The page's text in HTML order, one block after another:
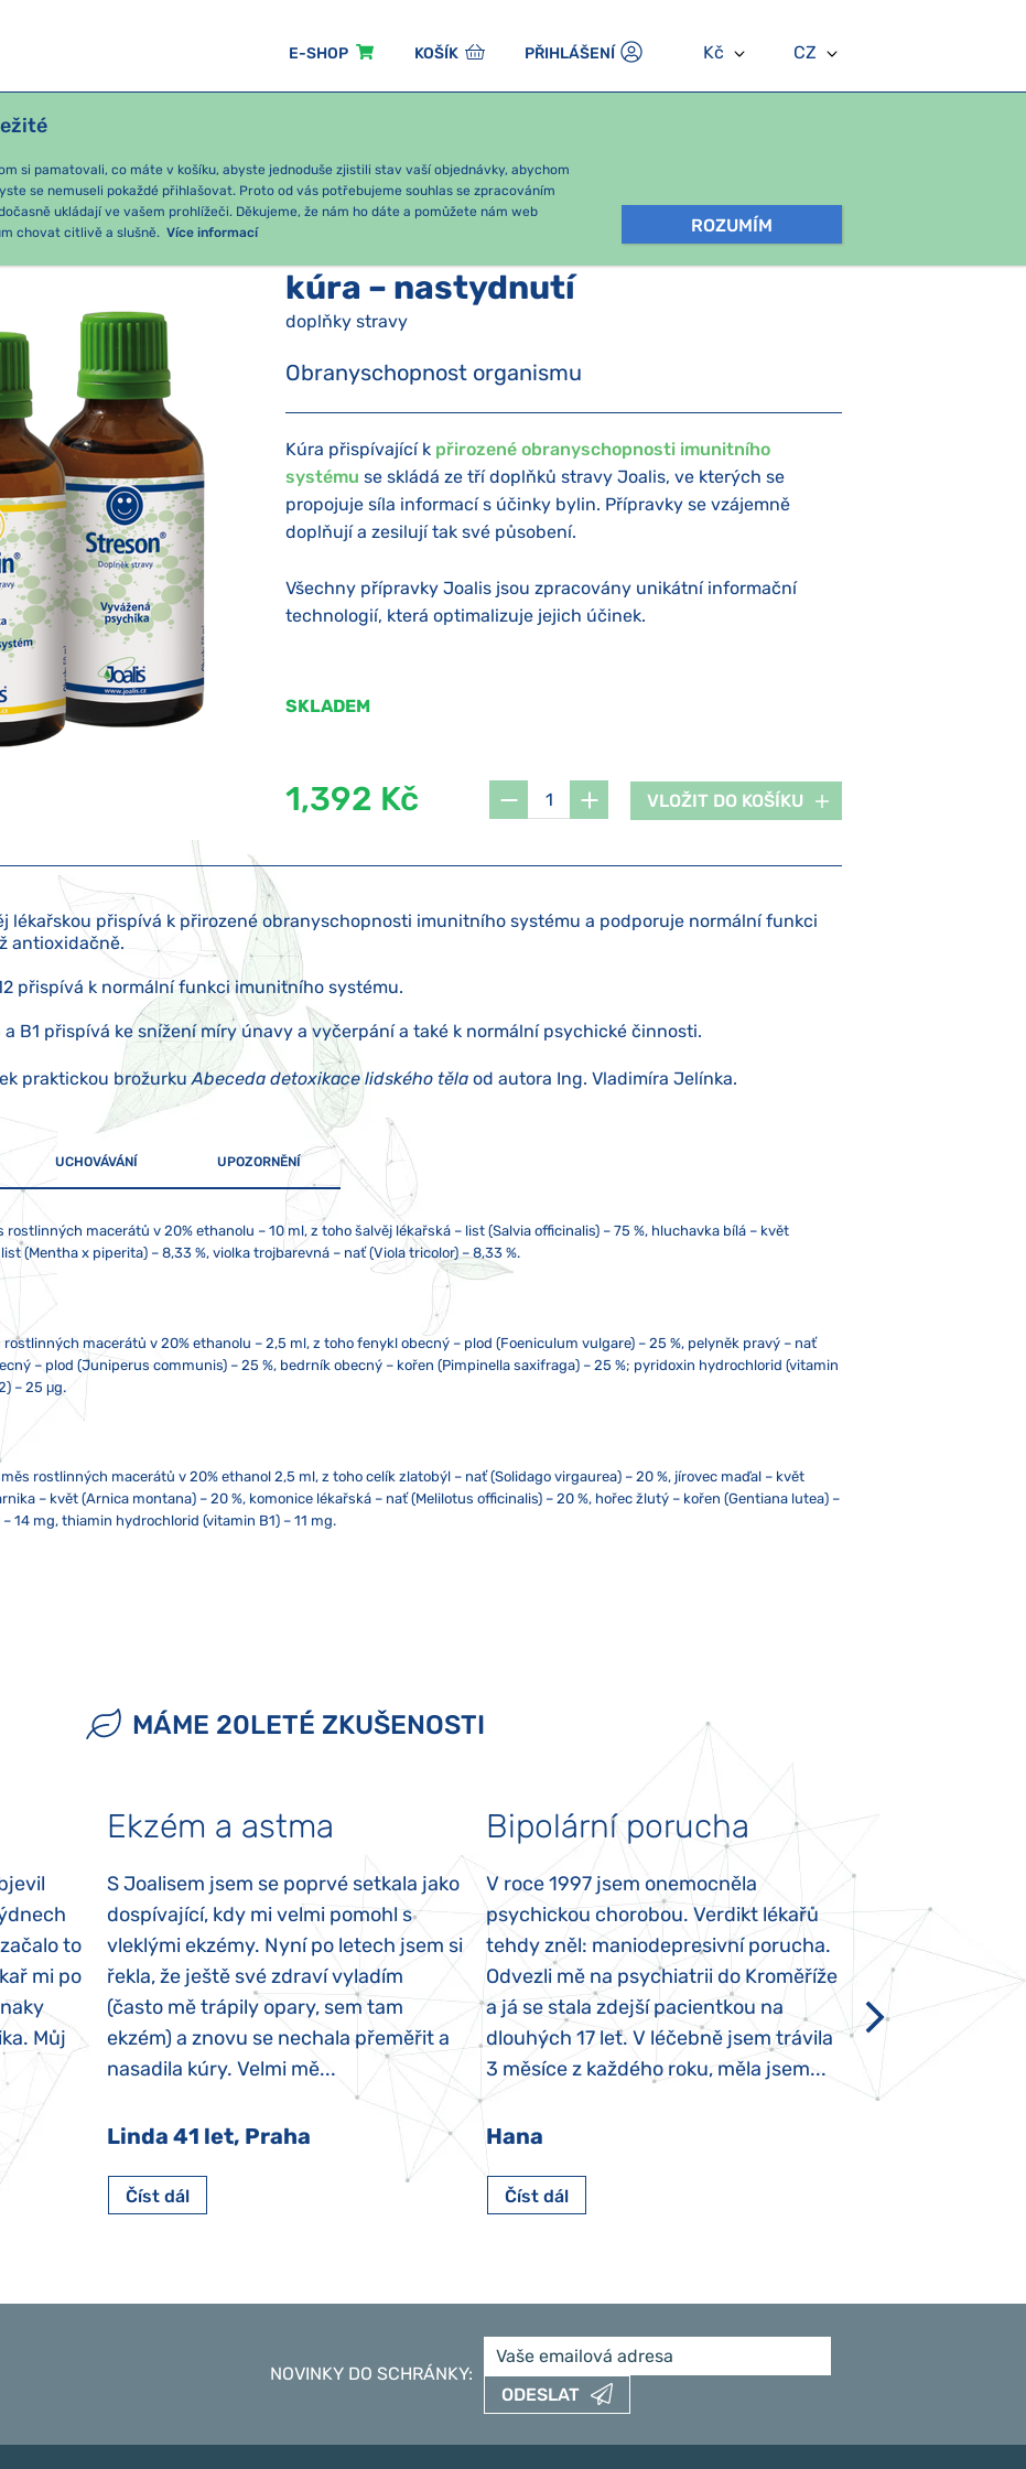
E-SHOP KOŠÍK PŘIHLÁŠENÍ Kč CZ
si pamatovali, co máte v košíku, abyste jednoduše zjistili stav vaší objednávky, abychom
se nemuseli pokaždé přihlašovat. Proto od vás potřebujeme souhlas se zpracováním
ukládají ve vašem prohlížeči. Děkujeme, že nám ho dáte a pomůžete nám web
chovat citlivě a slušně. Více informací ROZUMÍM
SEZÓNNÍ BALÍČKY
IMUNITA Nachlazení kúra – nastydnutí
kúra – nastydnutí
doplňky stravy
Obranyschopnost organismu
Kúra přispívající k přirozené obranyschopnosti imunitního
systému se skládá ze tří doplňků stravy Joalis, ve kterých se
propojuje síla informací s účinky bylin. Přípravky se vzájemně
doplňují a zesilují tak své působení.
Všechny přípravky Joalis jsou zpracovány unikátní informační
technologií, která optimalizuje jejich účinek.
SKLADEM
1,392 Kč VLOŽIT DO KOŠÍKU
lékařskou přispívá k přirozené obranyschopnosti imunitního systému a podporuje normální funkci
antioxidačně.
přispívá k normální funkci imunitního systému.
B1 přispívá ke snížení míry únavy a vyčerpání a také k normální psychické činnosti.
praktickou brožurkuAbeceda detoxikace lidského těla od autora Ing. Vladimíra Jelínka.
UCHOVÁVÁNÍ UPOZORNĚNÍ
rostlinných macerátů v 20% ethanolu – 10 ml, z toho šalvěj lékařská – list (Salvia officinalis) – 75 %, hluchavka bílá – květ
(Mentha x piperita) – 8,33 %, violka trojbarevná – nať (Viola tricolor) – 8,33 %.
macerátů v 20% ethanolu – 2,5 ml, z toho fenykl obecný – plod (Foeniculum vulgare) – 25 %, pelyněk pravý – nať
– plod (Juniperus communis) – 25 %, bedrník obecný – kořen (Pimpinella saxifraga) – 25 %; pyridoxin hydrochlorid (vitamin
– 25 μg.
rostlinných macerátů v 20% ethanol 2,5 ml, z toho celík zlatobýl – nať (Solidago virgaurea) – 20 %, jírovec maďal – květ
– květ (Arnica montana) – 20 %, komonice lékařská – nať (Melilotus officinalis) – 20 %, hořec žlutý – kořen (Gentiana lutea) –
14 mg, thiamin hydrochlorid (vitamin B1) – 11 mg.
MÁME 20LETÉ ZKUŠENOSTI
to
mi po
Můj
Ekzém a astma
S Joalisem jsem se poprvé setkala jako
dospívající, kdy mi velmi pomohl s
vleklými ekzémy. Nyní po letech jsem si
řekla, že ještě své zdraví vyladím
(často mě trápily opary, sem tam
ekzém) a znovu se nechala přeměřit a
nasadila kúry. Velmi mě...
Linda 41 let, Praha
Číst dál
Bipolární porucha
V roce 1997 jsem onemocněla
psychickou chorobou. Verdikt lékařů
tehdy zněl: maniodepresivní porucha.
Odvezli mě na psychiatrii do Kroměříže
a já se stala zdejší pacientkou na
dlouhých 17 let. V léčebně jsem trávila
3 měsíce z každého roku, měla jsem...
Hana
Číst dál
diagnostikován
První příznaky
narození,
který je u
Po půl roce
krmit
NOVINKY DO SCHRÁNKY:
ODESLAT